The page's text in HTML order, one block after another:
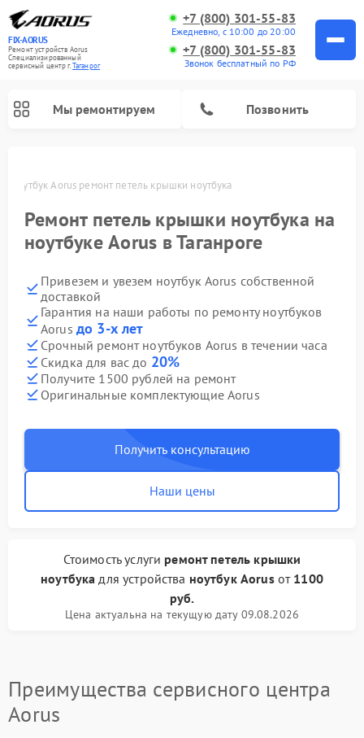
FIX-AORUS
Ремонт устройств Aorus
Специализированный
cервисный центр г.Таганрог
+7 (800) 301-55-83
Ежедневно, с 10:00 до 20:00
+7 (800) 301-55-83
Звонок бесплатный по РФ
Мы ремонтируем Позвонить
Ноутбук Aorus ремонт петель крышки ноутбука
Ремонт петель крышки ноутбука на
ноутбуке Aorus в Таганроге
Привезем и увезем ноутбук Aorus собственной
доставкой
Гарантия на наши работы по ремонту ноутбуков
Aorus до 3-х лет
Срочный ремонт ноутбуков Aorus в течении часа
Скидка для вас до 20%
Получите 1500 рублей на ремонт
Оригинальные комплектующие Aorus
Получить консультацию
Наши цены
Стоимость услуги ремонт петель крышки
ноутбука для устройства ноутбук Aorusот 1100
руб.
Цена актуальна на текущую дату 09.08.2026
Преимущества сервисного центра
Aorus